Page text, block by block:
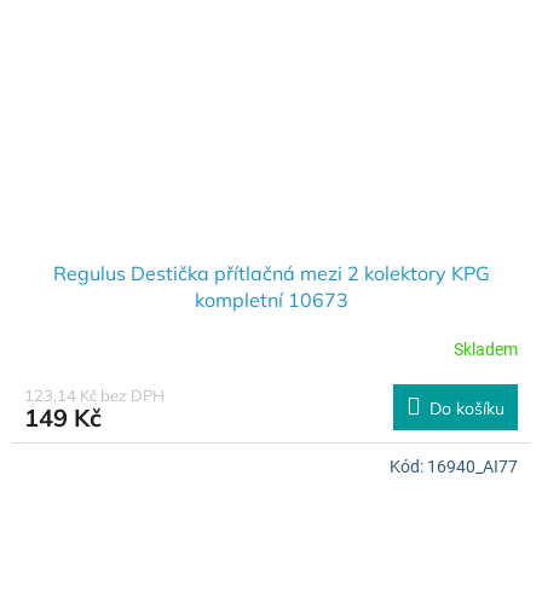
Regulus Destička přítlačná mezi 2 kolektory KPG
kompletní 10673
Skladem
123,14 Kč bez DPH
149 Kč Do košíku
Kód: 16940_AI77